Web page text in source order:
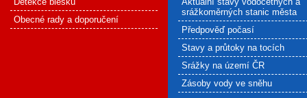
Obecné rady a doporučení
srážkoměrných stanic města
Předpověď počasí
Stavy a průtoky na tocích
Srážky na území ČR
Zásoby vody ve sněhu